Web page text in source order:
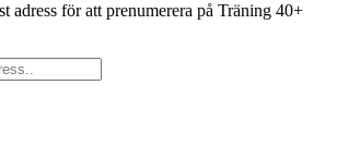
adress för att prenumerera på Träning 40+